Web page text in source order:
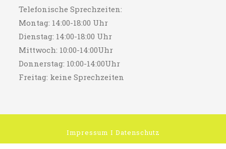
Telefonische Sprechzeiten:
Montag: 14:00-18:00 Uhr
Dienstag: 14:00-18:00 Uhr
Mittwoch: 10:00-14:00Uhr
Donnerstag: 10:00-14:00Uhr
Freitag: keine Sprechzeiten
Impressum I Datenschutz